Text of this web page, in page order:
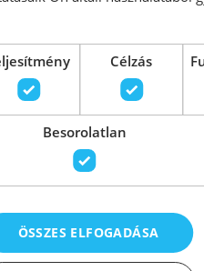
Sapho
350ml,
Célzás
Besorolatlan
ÖSSZES ELFOGADÁSA